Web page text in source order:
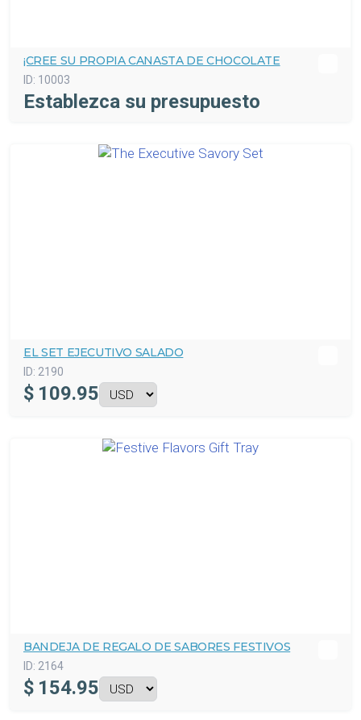
¡CREE SU PROPIA CANASTA DE CHOCOLATE
ID: 10003
Establezca su presupuesto
EL SET EJECUTIVO SALADO
ID: 2190
$ 109.95
BANDEJA DE REGALO DE SABORES FESTIVOS
ID: 2164
$ 154.95